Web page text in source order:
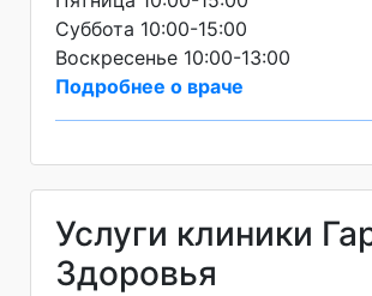
Суббота 10:00-15:00
Воскресенье 10:00-13:00
Подробнее о враче
Услуги клиники
Здоровья